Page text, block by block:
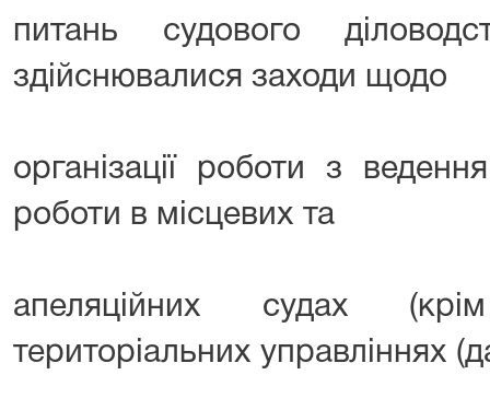
питань судового
здійснювалися заходи щодо
організації роботи з
роботи в місцевих та
апеляційних судах
територіальних управліннях